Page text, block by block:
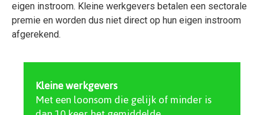
eigen instroom. Kleine werkgevers betalen een sectorale
premie en worden dus niet direct op hun eigen instroom
afgerekend.
Kleine werkgevers
Met een loonsom die gelijk of minder is